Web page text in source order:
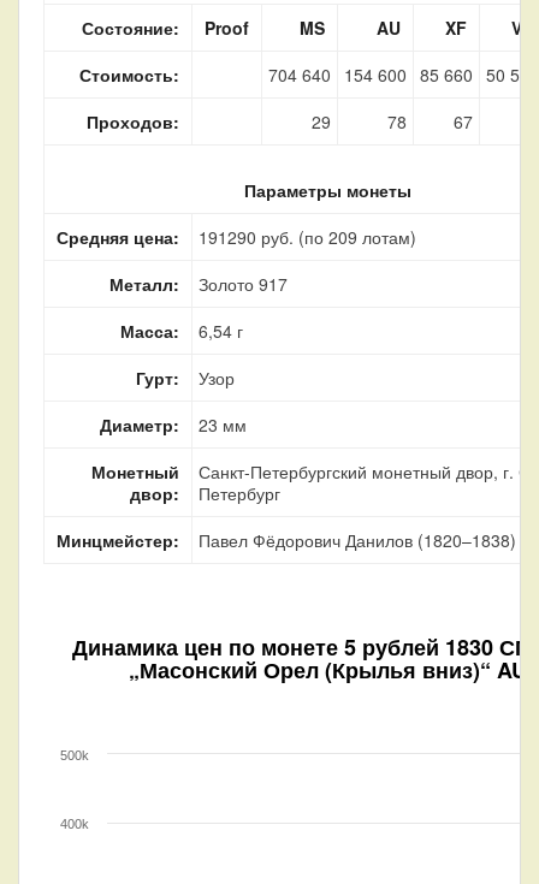
Состояние: Proof MS AU XF
VF
Стоимость:
704 640 154 600 85 660 50 550
Проходов:
29 78 67
Параметры монеты
Средняя цена:
191290 руб. (по 209 лотам)
Металл:
Золото 917
Масса:
6,54 г
Гурт:
Узор
Диаметр:
23 мм
Монетный
двор:
Санкт-Петербургский монетный двор, г.
Петербург
Минцмейстер:
Павел Фёдорович Данилов (1820–1838)
Динамика цен по монете5 рублей 1830
„Масонский Орел (Крылья вниз)“ AU
400k
500k